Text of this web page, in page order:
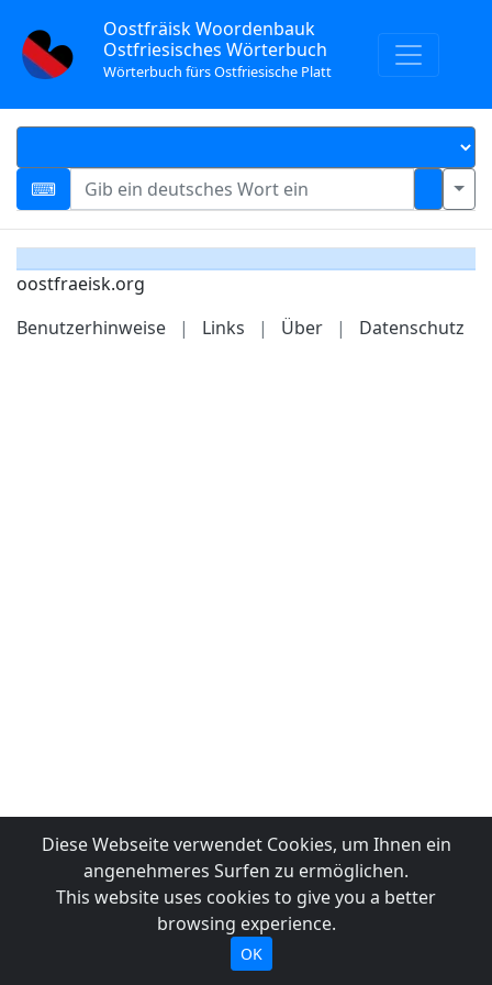
Oostfräisk Woordenbauk
Ostfriesisches Wörterbuch
Wörterbuch fürs Ostfriesische Platt
oostfraeisk.org
Benutzerhinweise
| Links | Über | Datenschutz
Diese Webseite verwendet Cookies, um Ihnen ein
angenehmeres Surfen zu ermöglichen.
This website uses cookies to give you a better
browsing experience.
OK